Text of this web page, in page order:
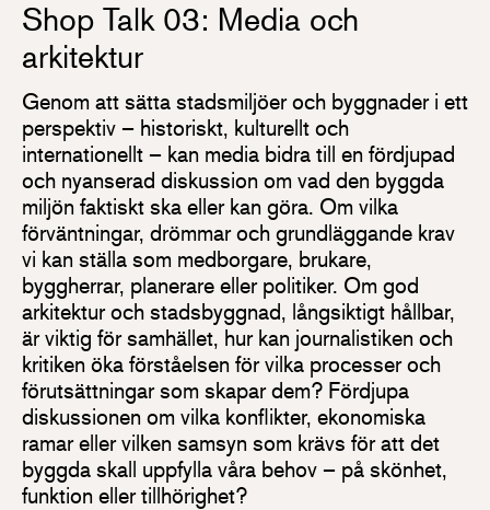
Shop Talk 03: Media och
arkitektur
Genom att sätta stadsmiljöer och byggnader i ett
perspektiv – historiskt, kulturellt och
internationellt – kan media bidra till en fördjupad
och nyanserad diskussion om vad den byggda
miljön faktiskt ska eller kan göra. Om vilka
förväntningar, drömmar och grundläggande krav
vi kan ställa som medborgare, brukare,
byggherrar, planerare eller politiker. Om god
arkitektur och stadsbyggnad, långsiktigt hållbar,
är viktig för samhället, hur kan journalistiken och
kritiken öka förståelsen för vilka processer och
förutsättningar som skapar dem? Fördjupa
diskussionen om vilka konflikter, ekonomiska
ramar eller vilken samsyn som krävs för att det
byggda skall uppfylla våra behov – på skönhet,
funktion eller tillhörighet?